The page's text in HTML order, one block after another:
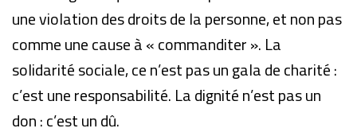
une violation des droits de la personne, et non pas
comme une cause à « commanditer ». La
solidarité sociale, ce n’est pas un gala de charité :
c’est une responsabilité. La dignité n’est pas un
don : c’est un dû.